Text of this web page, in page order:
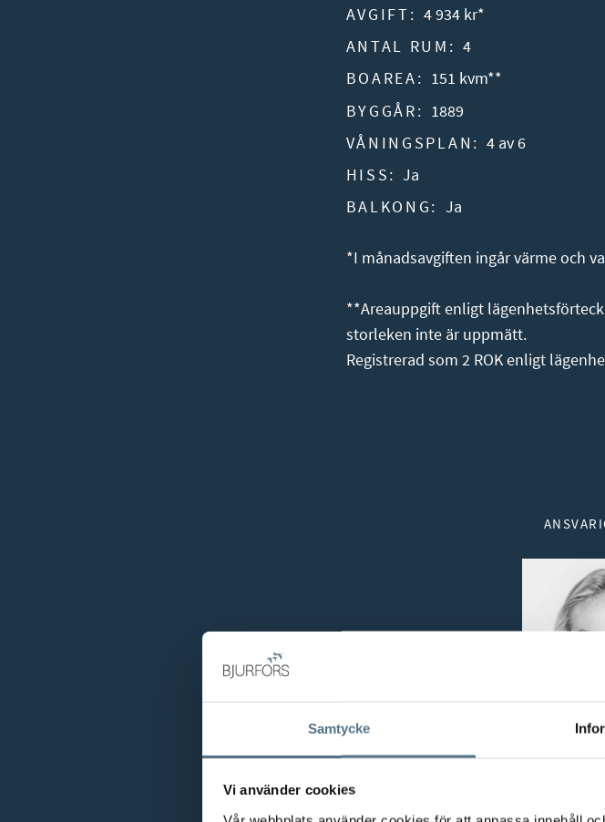
Samtycke
Vi använder cookies
AVGIFT: 4 934 kr*
ANTAL RUM: 4
BOAREA: 151 kvm**
BYGGÅR: 1889
VÅNINGSPLAN: 4 av 6
HISS: Ja
BALKONG: Ja
*I månadsavgiften ingår värme och
**Areauppgift enligt
storleken inte är uppmätt.
Registrerad som 2 ROK enligt